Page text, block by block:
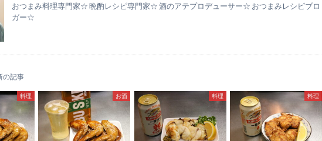
おつまみ料理専門家☆ 晩酌レシピ専門家☆ 酒のアテプロデューサー☆ おつまみレシピブロ
ガー☆
の記事
料理 お酒 料理 料理